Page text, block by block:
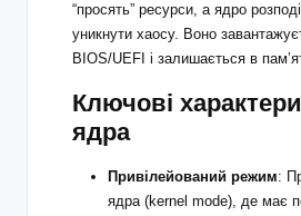
“просять” ресурси, а ядро
уникнути хаосу. Воно
BIOS/UEFI і залишається в
Ключові
ядра
Привілейований режим:
ядра (kernel mode), де має